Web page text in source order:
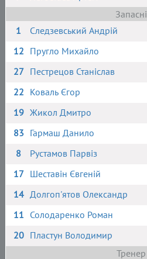
Запасні
1
Следзевський Андрій
12 Пругло Михайло
27 Пестрецов Станіслав
22 Коваль Єгор
19 Жикол Дмитро
83 Гармаш Данило
8
Рустамов Парвіз
17 Шеставін Євгеній
14 Долгоп'ятов Олександр
11 Солодаренко Роман
20 Пластун Володимир
Тренер